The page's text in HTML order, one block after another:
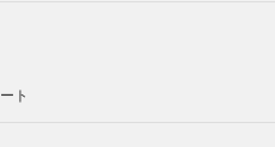
ト